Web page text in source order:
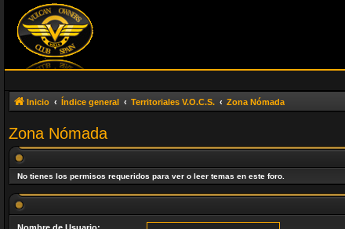
Inicio Índice general Territoriales V.O.C.S. Zona Nómada
Zona Nómada
No tienes los permisos requeridos para ver o leer temas en este foro.